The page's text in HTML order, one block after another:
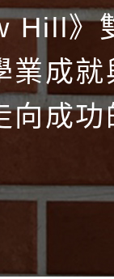
Hill》
業成
向成